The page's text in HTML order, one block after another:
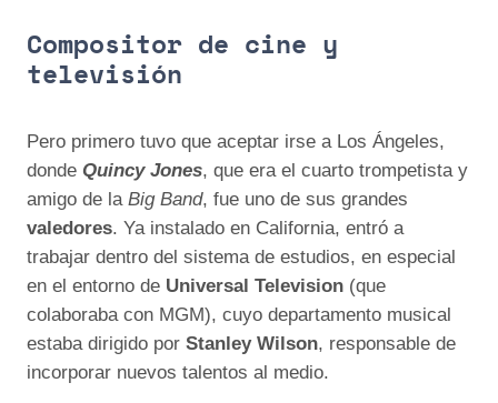
Compositor de cine y
televisión
Pero primero tuvo que aceptar irse a Los Ángeles,
donde Quincy Jones, que era el cuarto trompetista y
amigo de la Big Band, fue uno de sus grandes
valedores. Ya instalado en California, entró a
trabajar dentro del sistema de estudios, en especial
en el entorno de Universal Television (que
colaboraba con MGM), cuyo departamento musical
estaba dirigido por Stanley Wilson, responsable de
incorporar nuevos talentos al medio.